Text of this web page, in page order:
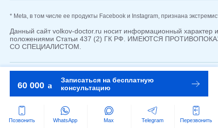
60 000
Записаться на бесплатную
консультацию
Позвонить WhatsApp Max Telegram Перезвонить
* Meta, в том числе ее продукты Facebook и Instagram, признана
Данный сайт volkov-doctor.ru носит информационный характер
положениями Статьи 437 (2) ГК РФ. ИМЕЮТСЯ
СО СПЕЦИАЛИСТОМ.
©2020 - 2026 18+